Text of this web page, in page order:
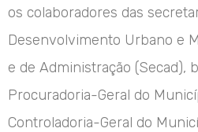
os colaboradores das
Desenvolvimento Urbano e
e de Administração (Secad),
Procuradoria-Geral do
Controladoria-Geral do